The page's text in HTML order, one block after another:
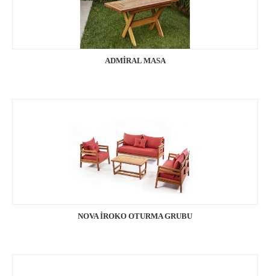
ADMİRAL MASA
NOVA İROKO OTURMA GRUBU